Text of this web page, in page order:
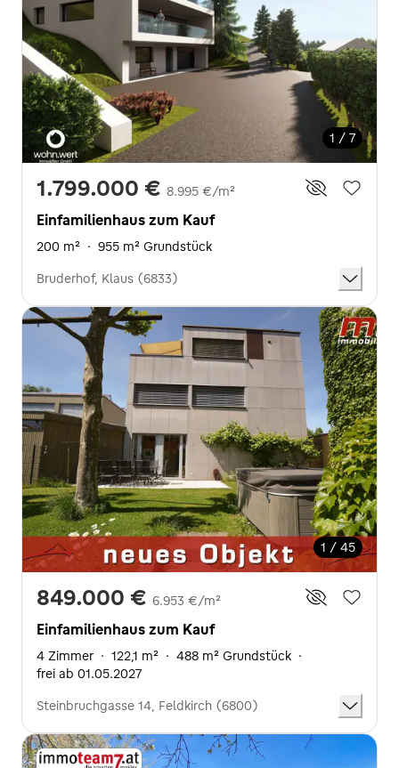
1 / 7
1.799.000 € 8.995 €/m²
Einfamilienhaus zum Kauf
200 m² · 955 m² Grundstück
Bruderhof, Klaus (6833)
1 / 45
849.000 € 6.953 €/m²
Einfamilienhaus zum Kauf
4 Zimmer · 122,1 m² · 488 m² Grundstück ·
frei ab 01.05.2027
Steinbruchgasse 14, Feldkirch (6800)